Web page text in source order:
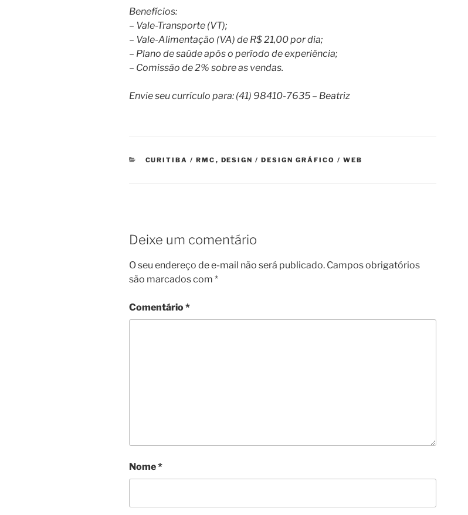
Benefícios:
– Vale-Transporte (VT);
– Vale-Alimentação (VA) de R$ 21,00 por dia;
– Plano de saúde após o período de experiência;
– Comissão de 2% sobre as vendas.
Envie seu currículo para: (41) 98410-7635 – Beatriz
CATEGORIAS
CURITIBA / RMC , DESIGN / DESIGN GRÁFICO / WEB
Deixe um comentário
O seu endereço de e-mail não será publicado. Campos obrigatórios
são marcados com *
Comentário*
Nome*